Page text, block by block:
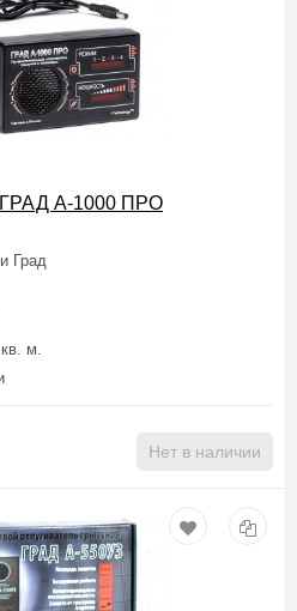
ГРАД А-1000 ПРО
Град
Крыс, Грызунов, Мышей полевок
м.
Нет в наличии